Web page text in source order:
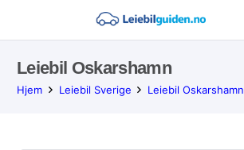
Leiebil Oskarshamn
Hjem Leiebil Sverige Leiebil Oskarshamn